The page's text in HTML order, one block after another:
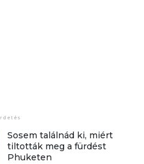
Sosem találnád ki, miért
tiltották meg a fürdést
Phuketen